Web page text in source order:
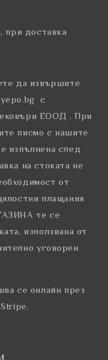
при доставка
да извършите
с
ЕООД . При
писмо с нашите
изпълнена след
на стоката не
от
плащания
те се
използвана от
уговорен
се онлайн през